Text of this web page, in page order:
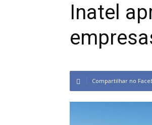
Inatel
Compartilhar no